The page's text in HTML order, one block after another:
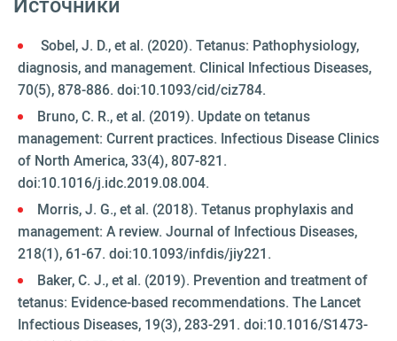
Sobel, J. D., et al. (2020). Tetanus: Pathophysiology,
diagnosis, and management. Clinical Infectious Diseases,
70(5), 878-886. doi:10.1093/cid/ciz784.
Bruno, C. R., et al. (2019). Update on tetanus
management: Current practices. Infectious Disease Clinics
of North America, 33(4), 807-821.
doi:10.1016/j.idc.2019.08.004.
Morris, J. G., et al. (2018). Tetanus prophylaxis and
management: A review. Journal of Infectious Diseases,
218(1), 61-67. doi:10.1093/infdis/jiy221.
Baker, C. J., et al. (2019). Prevention and treatment of
tetanus: Evidence-based recommendations. The Lancet
Infectious Diseases, 19(3), 283-291. doi:10.1016/S1473-